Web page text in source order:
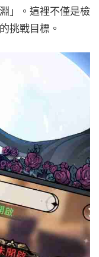
」。這裡不僅是檢
挑戰目標。